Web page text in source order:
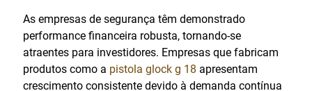
As empresas de segurança têm demonstrado
performance financeira robusta, tornando-se
atraentes para investidores. Empresas que fabricam
produtos como a pistola glock g 18 apresentam
crescimento consistente devido à demanda contínua